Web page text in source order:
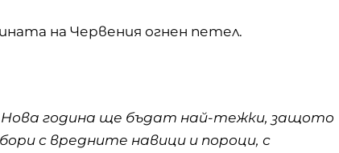
на Червения огнен петел.
година ще бъдат най-тежки, защото
с вредните навици и пороци, с